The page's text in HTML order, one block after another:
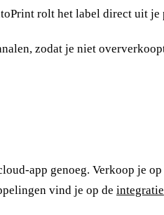
rolt het label direct uit je
zodat je niet
app genoeg. Verkoop je
vind je op de